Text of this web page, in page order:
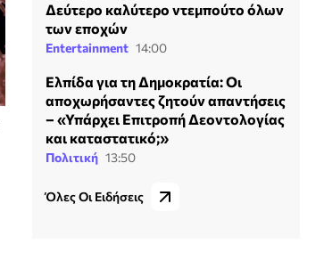
Δεύτερο καλύτερο ντεμπούτο όλων
των εποχών
Entertainment 14:00
Ελπίδα για τη Δημοκρατία: Οι
αποχωρήσαντες ζητούν απαντήσεις
– «Υπάρχει Επιτροπή Δεοντολογίας
και καταστατικό;»
Πολιτική 13:50
Όλες Οι Ειδήσεις